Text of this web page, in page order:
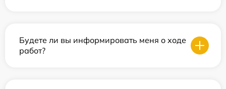
Будете ли вы информировать меня о ходе
работ?